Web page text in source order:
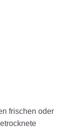
frischen oder